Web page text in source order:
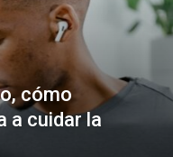
cómo
a cuidar la